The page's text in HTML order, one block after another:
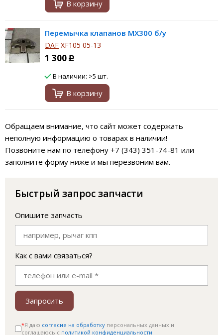
В корзину
Перемычка клапанов MX300 б/у
DAF XF105 05-13
1 300 Р
В наличии: >5 шт.
В корзину
Обращаем внимание, что сайт может содержать
неполную информацию о товарах в наличии!
Позвоните нам по телефону +7 (343) 351-74-81 или
заполните форму ниже и мы перезвоним вам.
Быстрый запрос запчасти
Опишите запчасть
Как с вами связаться?
Запросить
*Я даю согласие на обработку персональных данных и
соглашаюсь c политикой конфиденциальности